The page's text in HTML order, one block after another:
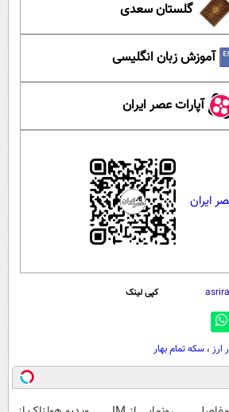
گلستان سعدی
آموزش زبان انگلیسی
آپارات عصر ایران
ایران
کپی لینک
ارز ، سکه تمام بهار